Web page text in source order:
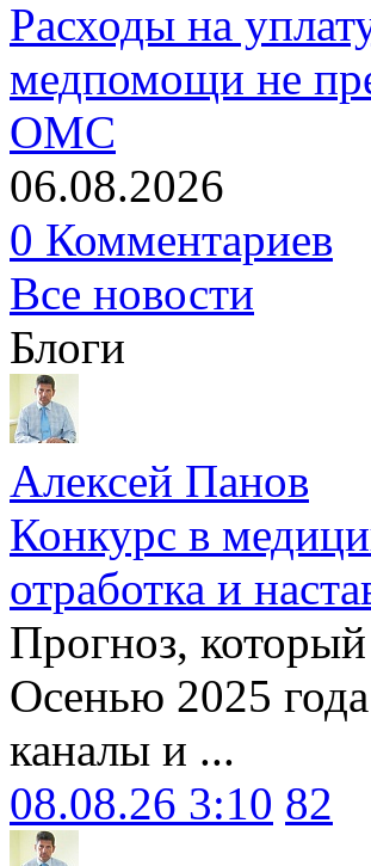
Расходы на
медпомощи не
ОМС
06.08.2026
0 Комментариев
Все новости
Блоги
Алексей Панов
Конкурс в
отработка и
Прогноз,
Осенью 2025
каналы и ...
08.08.26 3:10 82